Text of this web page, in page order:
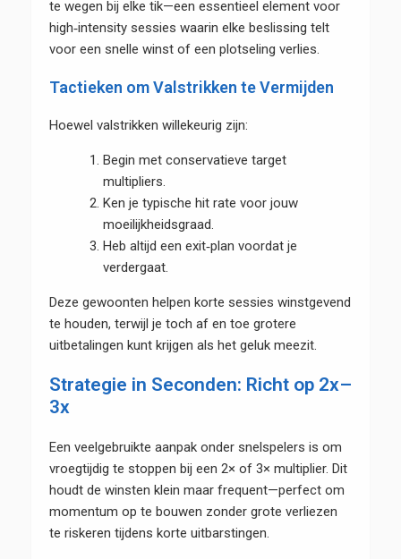
te wegen bij elke tik—een essentieel element voor
high‑intensity sessies waarin elke beslissing telt
voor een snelle winst of een plotseling verlies.
Tactieken om Valstrikken te Vermijden
Hoewel valstrikken willekeurig zijn:
Begin met conservatieve target
multipliers.
Ken je typische hit rate voor jouw
moeilijkheidsgraad.
Heb altijd een exit‑plan voordat je
verdergaat.
Deze gewoonten helpen korte sessies winstgevend
te houden, terwijl je toch af en toe grotere
uitbetalingen kunt krijgen als het geluk meezit.
Strategie in Seconden: Richt op 2x–
3x
Een veelgebruikte aanpak onder snelspelers is om
vroegtijdig te stoppen bij een 2× of 3× multiplier. Dit
houdt de winsten klein maar frequent—perfect om
momentum op te bouwen zonder grote verliezen
te riskeren tijdens korte uitbarstingen.